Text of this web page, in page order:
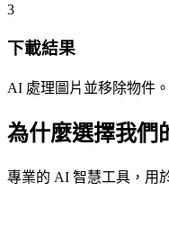
3
下載結果
AI 處理圖片並移除物件
為什麼選擇我們
專業的 AI 智慧工具，用